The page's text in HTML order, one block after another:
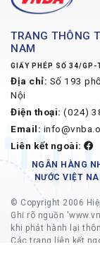
TRANG THÔNG
NAM
GIẤY PHÉP SỐ 34/GP-
Địa chỉ: Số 193
Nội
Điện thoại: (024)
Email:
Liên kết ngoài:
NGÂN HÀNG
NƯỚC VIỆT
© Copyright 2006
Ghi rõ nguồn
khi phát hành lại
Các trang liên kết